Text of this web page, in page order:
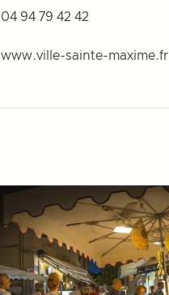
04 94 79 42 42
www.ville-sainte-maxime.fr